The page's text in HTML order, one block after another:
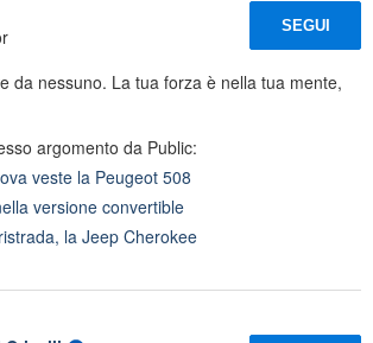
SEGUI
da nessuno. La tua forza è nella tua mente,
argomento da Public:
veste la Peugeot 508
versione convertible
la Jeep Cherokee